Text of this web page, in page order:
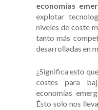
economías
explotar
niveles de coste
tanto más
desarrolladas en
¿Significa esto
costes para
economías
Ésto solo nos